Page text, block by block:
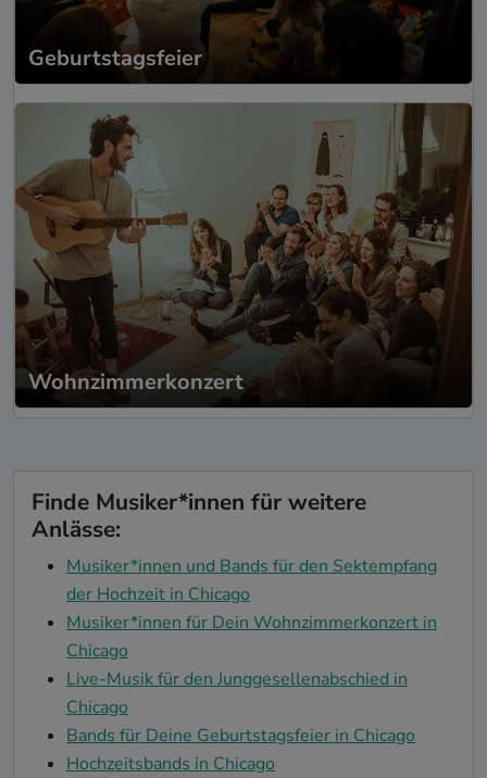
Geburtstagsfeier
Wohnzimmerkonzert
Finde Musiker*innen für weitere
Anlässe:
Musiker*innen und Bands für den Sektempfang
der Hochzeit in Chicago
Musiker*innen für Dein Wohnzimmerkonzert in
Chicago
Live-Musik für den Junggesellenabschied in
Chicago
Bands für Deine Geburtstagsfeier in Chicago
Hochzeitsbands in Chicago